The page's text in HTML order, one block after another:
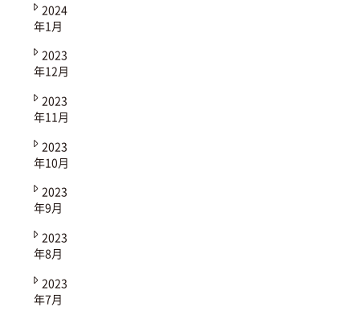
2024
年1月
2023
年12月
2023
年11月
2023
年10月
2023
年9月
2023
年8月
2023
年7月